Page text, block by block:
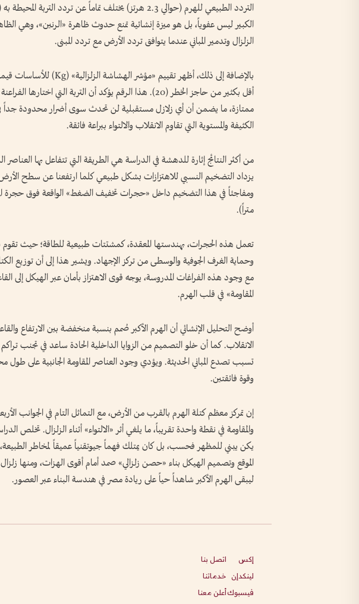
الكبير ليس عفوياً، بل هو ميزة إنشائية تمنع حدوث ظاهرة «الرنين»، وهي
الزلزال وتدمير المباني عندما يتوافق تردد الأرض مع تردد المبنى.
أقل بكثير من حاجز الخطر (20). هذا الرقم يؤكد أن التربة التي
ممتازة، ما يضمن أن أي زلازل مستقبلية لن تحدث سوى أضرار محدودة جداً
الكثيفة والمستوية التي تقاوم الانقلاب والالتواء ببراعة فائقة.
من أكثر النتائج إثارة للدهشة في الدراسة هي الطريقة التي تتفاعل بها العناصر
يزداد التضخيم النسبي للاهتزازات بشكل طبيعي كلما ارتفعنا عن سطح
متراً).
تعمل هذه الحجرات، بهندستها المعقدة، كمشتتات طبيعية للطاقة؛ حيث تقوم
وحماية الغرف الجوفية والوسطى من تركز الإجهاد. ويشير هذا إلى أن توزيع
مع وجود هذه الفراغات المدروسة، يوجه قوى الاهتزاز بأمان عبر الهيكل إلى
المقاومة» في قلب الهرم.
أوضح التحليل الإنشائي أن الهرم الأكبر صُمم بنسبة منخفضة بين الارتفاع
الانقلاب. كما أن خلو التصميم من الزوايا الداخلية الحادة ساعد في تجنب تراكم
تسبب تصدع المباني الحديثة. ويؤدي وجود العناصر المقاومة الجانبية على
وقوة فائقتين.
إن تمركز معظم كتلة الهرم بالقرب من الأرض، مع التماثل التام في الجوانب
والمقاومة في نقطة واحدة تقريباً، ما يلغي أثر «الالتواء» أثناء الزلزال. تخلص
يكن يبني للمظهر فحسب، بل كان يمتلك فهماً جيوتقنياً عميقاً لمخاطر
ليبقى الهرم الأكبر شاهداً حياً على ريادة مصر في هندسة البناء عبر العصور.
إكس
لينكدإن
فيسبوك
اتصل بنا
خدماتنا
أعلن معنا